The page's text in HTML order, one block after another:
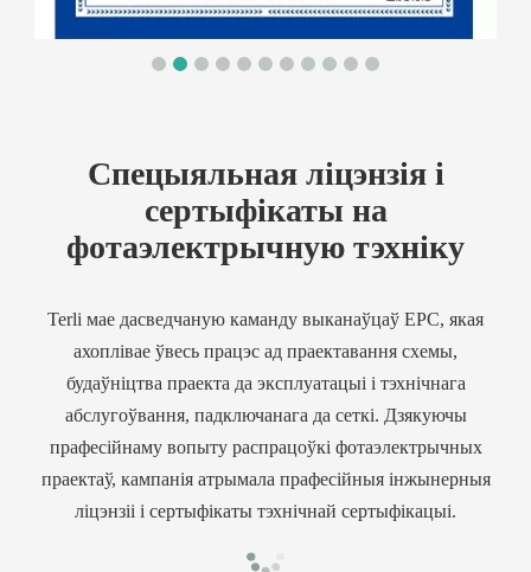
Спецыяльная ліцэнзія і
сертыфікаты на
фотаэлектрычную тэхніку
Terli мае дасведчаную каманду выканаўцаў EPC, якая
ахоплівае ўвесь працэс ад праектавання схемы,
будаўніцтва праекта да эксплуатацыі і тэхнічнага
абслугоўвання, падключанага да сеткі. Дзякуючы
прафесійнаму вопыту распрацоўкі фотаэлектрычных
праектаў, кампанія атрымала прафесійныя інжынерныя
ліцэнзіі і сертыфікаты тэхнічнай сертыфікацыі.